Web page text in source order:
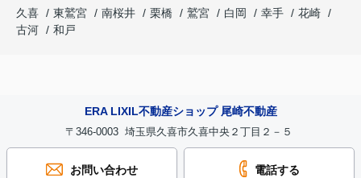
久喜
東鷲宮 南桜井 栗橋 鷲宮 白岡 幸手
花崎
古河
和戸
ERA LIXIL不動産ショップ 尾崎不動産
〒346-0003 埼玉県久喜市久喜中央２丁目２－５
お問い合わせ 電話する